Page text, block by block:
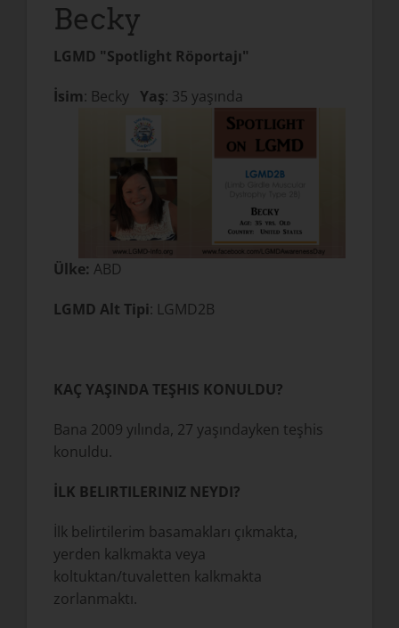
Becky
LGMD "Spotlight Röportajı"
İsim: Becky Yaş: 35 yaşında
Ülke: ABD
LGMD Alt Tipi: LGMD2B
KAÇ YAŞINDA TEŞHIS KONULDU?
Bana 2009 yılında, 27 yaşındayken teşhis
konuldu.
İLK BELIRTILERINIZ NEYDI?
İlk belirtilerim basamakları çıkmakta,
yerden kalkmakta veya
koltuktan/tuvaletten kalkmakta
zorlanmaktı.